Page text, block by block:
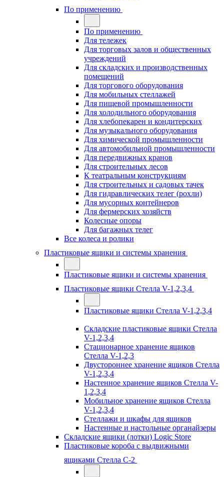
По применению
По применению
Для тележек
Для торговых залов и общественных
учреждений
Для складских и производственных
помещений
Для торгового оборудования
Для мобильных стеллажей
Для пищевой промышленности
Для холодильного оборудования
Для хлебопекарен и кондитерских
Для музыкального оборудования
Для химической промышленности
Для автомобильной промышленности
Для передвижных кранов
Для строительных лесов
К театральным конструкциям
Для строительных и садовых тачек
Для гидравлических телег (рохли)
Для мусорных контейнеров
Для фермерских хозяйств
Колесные опоры
Для багажных телег
Все колеса и ролики
Пластиковые ящики и системы хранения
Пластиковые ящики и системы хранения
Пластиковые ящики Стелла V-1,2,3,4
Пластиковые ящики Стелла V-1,2,3,4
Складские пластиковые ящики Стелла
V-1,2,3,4
Стационарное хранение ящиков
Стелла V-1,2,3
Двустороннее хранение ящиков Стелла
V-1,2,3,4
Настенное хранение ящиков Стелла V-
1,2,3,4
Мобильное хранение ящиков Стелла
V-1,2,3,4
Стеллажи и шкафы для ящиков
Настенные и настольные органайзеры
Складские ящики (лотки) Logiс Store
Пластиковые короба с выдвижными
ящиками Стелла С-2